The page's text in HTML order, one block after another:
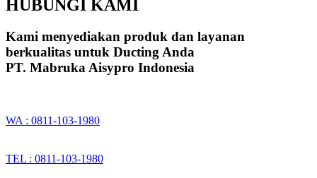
HUBUNGI KAMI
Kami menyediakan produk dan layanan
berkualitas untuk Ducting Anda
PT. Mabruka Aisypro Indonesia
WA : 0811-103-1980
TEL : 0811-103-1980